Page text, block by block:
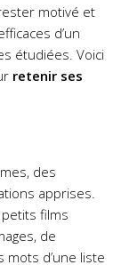
motivé et
d’un
étudiées. Voici
retenir ses
des
apprises.
films
de
d’une liste